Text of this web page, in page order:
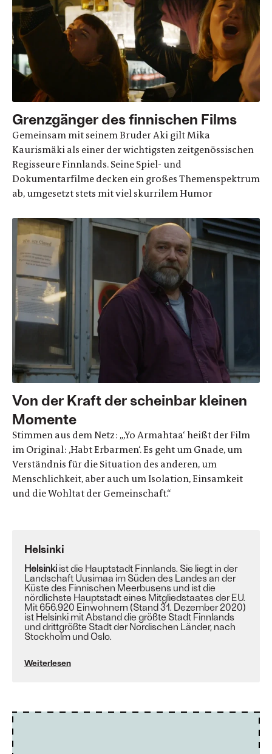
Grenzgänger des finnischen Films
Gemeinsam mit seinem Bruder Aki gilt Mika
Kaurismäki als einer der wichtigsten zeitgenössischen
Regisseure Finnlands. Seine Spiel- und
Dokumentarfilme decken ein großes Themenspektrum
ab, umgesetzt stets mit viel skurrilem Humor
Von der Kraft der scheinbar kleinen
Momente
Stimmen aus dem Netz: „,Yo Armahtaa‘ heißt der Film
im Original: ,Habt Erbarmen‘. Es geht um Gnade, um
Verständnis für die Situation des anderen, um
Menschlichkeit, aber auch um Isolation, Einsamkeit
und die Wohltat der Gemeinschaft.“
Helsinki
Helsinki ist die Hauptstadt Finnlands . Sie liegt in der
Landschaft Uusimaa im Süden des Landes an der
Küste des Finnischen Meerbusens und ist die
nördlichste Hauptstadt eines Mitgliedstaates derEU
Mit 656.920 Einwohnern (Stand 31. Dezember 2020)
ist Helsinki mit Abstand die größte Stadt Finnlands
und drittgrößte Stadt derNordischen Länder, nach
Stockholm undOslo
Weiterlesen